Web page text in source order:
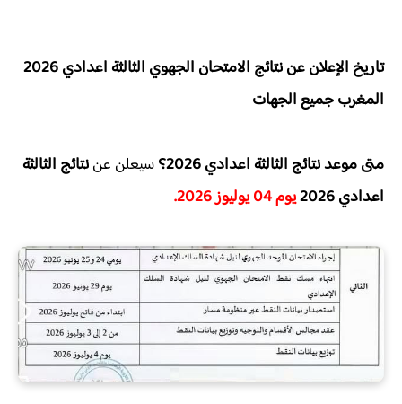
تاريخ الإعلان عن نتائج الامتحان الجهوي الثالثة اعدادي 2026
المغرب جميع الجهات
متى موعد نتائج الثالثة اعدادي 2026؟ سيعلن عننتائج الثالثة
اعدادي 2026
يوم 04 يوليوز 2026.